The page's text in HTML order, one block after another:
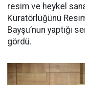
resim ve heykel
Küratörlüğünü
Bayşu’nun yaptığı
gördü.